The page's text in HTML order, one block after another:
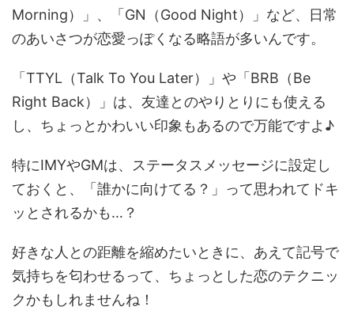
Morning）」、「GN（Good Night）」など、日常
のあいさつが恋愛っぽくなる略語が多いんです。
「TTYL（Talk To You Later）」や「BRB（Be
Right Back）」は、友達とのやりとりにも使える
し、ちょっとかわいい印象もあるので万能ですよ♪
特にIMYやGMは、ステータスメッセージに設定し
ておくと、「誰かに向けてる？」って思われてドキ
ッとされるかも…？
好きな人との距離を縮めたいときに、あえて記号で
気持ちを匂わせるって、ちょっとした恋のテクニッ
クかもしれませんね！